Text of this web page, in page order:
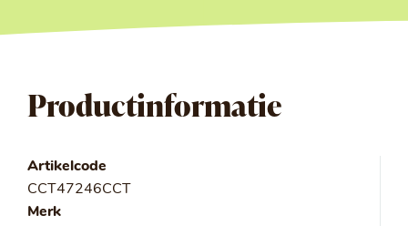
Productinformatie
Artikelcode
CCT47246CCT
Merk